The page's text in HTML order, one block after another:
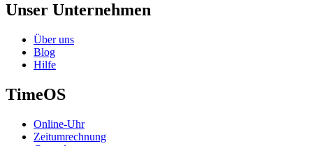
Unser Unternehmen
Über uns
Blog
Hilfe
TimeOS
Online-Uhr
Zeitumrechnung